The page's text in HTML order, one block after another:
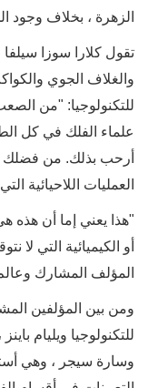
الزهرة ، بخلاف وجود
تقول كلارا سوزا
والغلاف الجوي
للتكنولوجيا: "من
علماء الفلك في كل
أرحب بذلك. من فضلك
العمليات اللاحيائية
"هذا يعني إما أن هذه هي
أو الكيميائية التي
المؤلف المشارك
ومن بين المؤلفين
للتكنولوجيا ويليام